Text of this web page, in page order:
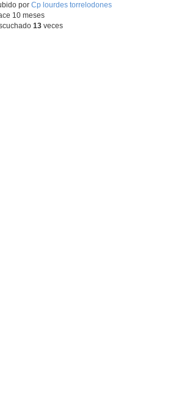
educativo.
por Cp lourdes torrelodones-
10 meses
13veces